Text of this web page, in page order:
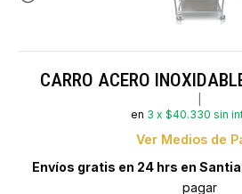
CARRO ACERO
en 3 x $40.330 sin
Ver Medios de
Envíos gratis en 24 hrs en
pagar